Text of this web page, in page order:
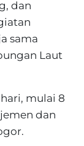
dan
sama
Laut
mulai 8
dan